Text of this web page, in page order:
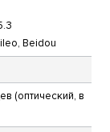
Beidou
(оптический, в